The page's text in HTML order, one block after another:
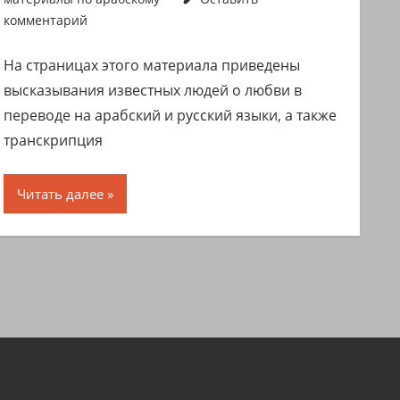
комментарий
На страницах этого материала приведены
высказывания известных людей о любви в
переводе на арабский и русский языки, а также
транскрипция
Читать далее